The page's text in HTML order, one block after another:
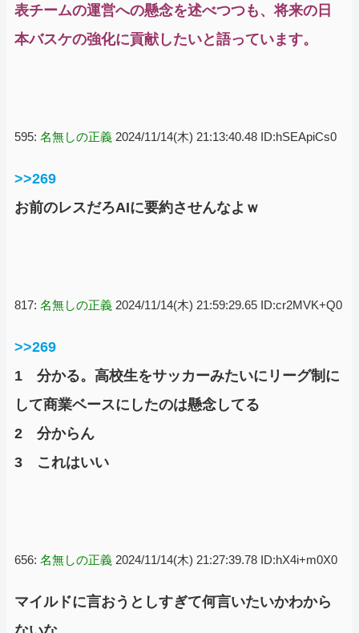
表チームの運営への懸念を述べつつも、将来の日
本バスケの強化に貢献したいと語っています。
595: 名無しの正義 2024/11/14(木) 21:13:40.48 ID:hSEApiCs0
>>269
お前のレスだろAIに要約させんなよｗ
817: 名無しの正義 2024/11/14(木) 21:59:29.65 ID:cr2MVK+Q0
>>269
1 分かる。高校生をサッカーみたいにリーグ制に
して商業ベースにしたのは懸念してる
2 分からん
3 これはいい
656: 名無しの正義 2024/11/14(木) 21:27:39.78 ID:hX4i+m0X0
マイルドに言おうとしすぎて何言いたいかわから